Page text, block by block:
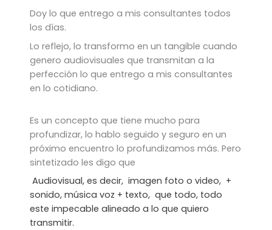
Doy lo que entrego a mis consultantes todos
los días.
Lo reflejo, lo transformo en un tangible cuando
genero audiovisuales que transmitan a la
perfección lo que entrego a mis consultantes
en lo cotidiano.
Es un concepto que tiene mucho para
profundizar, lo hablo seguido y seguro en un
próximo encuentro lo profundizamos más. Pero
sintetizado les digo que
Audiovisual, es decir, imagen foto o video, +
sonido, música voz + texto, que todo, todo
este impecable alineado a lo que quiero
transmitir.